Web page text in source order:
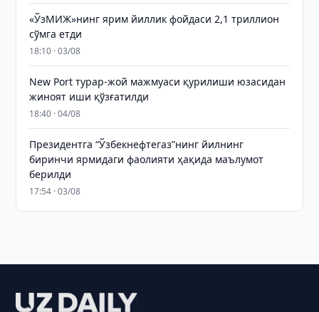
«ЎзМИЖ»нинг ярим йиллик фойдаси 2,1 триллион
сўмга етди
18:10 · 03/08
New Port турар-жой мажмуаси қурилиши юзасидан
жиноят иши қўзғатилди
18:40 · 04/08
Президентга “Ўзбекнефтегаз”нинг йилнинг
биринчи ярмидаги фаолияти ҳақида маълумот
берилди
17:54 · 03/08